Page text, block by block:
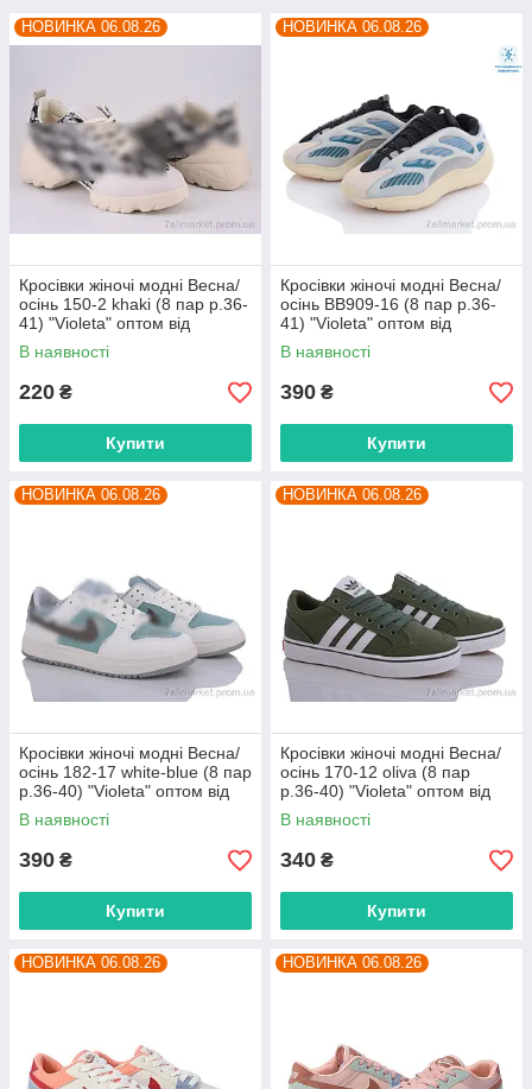
НОВИНКА 06.08.26
Кросівки жіночі модні Весна/
осінь 150-2 khaki (8 пар р.36-
41) "Violeta" оптом від
прямого постачальника
В наявності
220 ₴
Купити
НОВИНКА 06.08.26
Кросівки жіночі модні Весна/
осінь BB909-16 (8 пар р.36-
41) "Violeta" оптом від
прямого постачальника
В наявності
390 ₴
Купити
НОВИНКА 06.08.26
Кросівки жіночі модні Весна/
осінь 182-17 white-blue (8 пар
р.36-40) "Violeta" оптом від
прямого постачальника
В наявності
390 ₴
Купити
НОВИНКА 06.08.26
Кросівки жіночі модні Весна/
осінь 170-12 oliva (8 пар
р.36-40) "Violeta" оптом від
прямого постачальника
В наявності
340 ₴
Купити
НОВИНКА 06.08.26 НОВИНКА 06.08.26